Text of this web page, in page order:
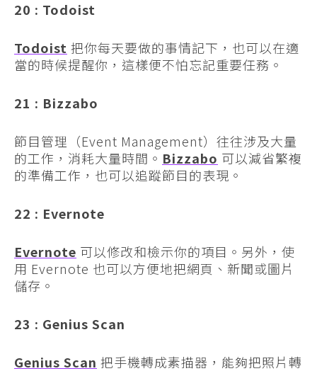
20 : Todoist
Todoist 把你每天要做的事情記下，也可以在適
當的時候提醒你，這樣便不怕忘記重要任務。
21 : Bizzabo
節目管理（Event Management）往往涉及大量
的工作，消耗大量時間。 Bizzabo 可以減省繁複
的準備工作，也可以追蹤節目的表現。
22 : Evernote
Evernote 可以修改和檢示你的項目。另外，使
用 Evernote 也可以方便地把網頁、新聞或圖片
儲存。
23 : Genius Scan
Genius Scan 把手機轉成素描器，能夠把照片轉